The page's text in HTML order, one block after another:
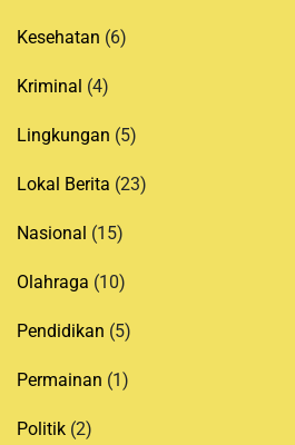
Kesehatan (6)
Kriminal (4)
Lingkungan (5)
Lokal Berita (23)
Nasional (15)
Olahraga (10)
Pendidikan (5)
Permainan (1)
Politik (2)